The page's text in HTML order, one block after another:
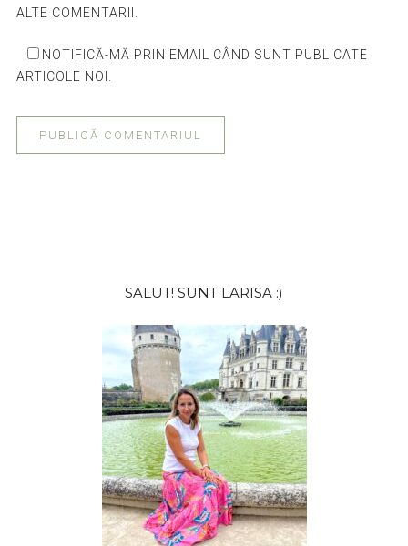
ALTE COMENTARII.
NOTIFICĂ-MĂ PRIN EMAIL CÂND SUNT PUBLICATE
ARTICOLE NOI.
principală
SALUT! SUNT LARISA :)